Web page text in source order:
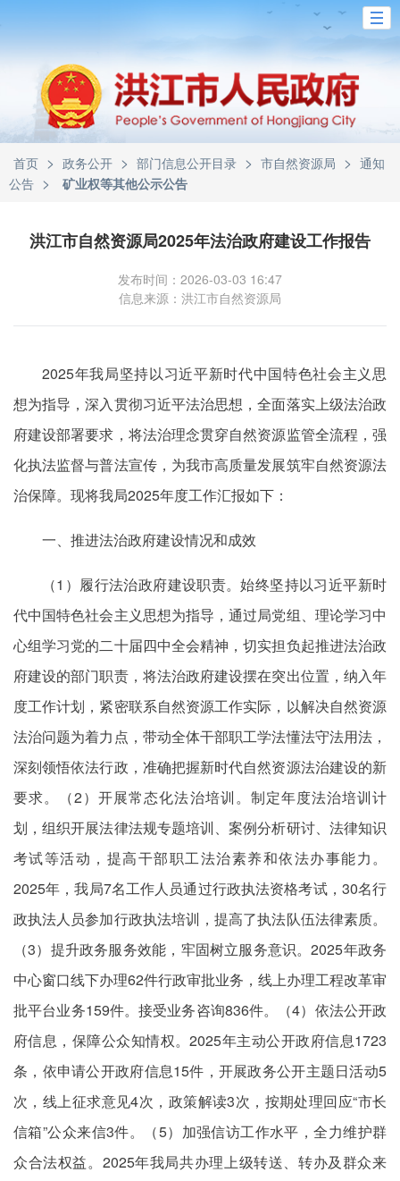
首页 > 政务公开 > 部门信息公开目录 > 市自然资源局 > 通知
公告 > 矿业权等其他公示公告
洪江市自然资源局2025年法治政府建设工作报告
发布时间：2026-03-03 16:47
信息来源：洪江市自然资源局
2025年我局坚持以习近平新时代中国特色社会主义思
想为指导，深入贯彻习近平法治思想，全面落实上级法治政
府建设部署要求，将法治理念贯穿自然资源监管全流程，强
化执法监督与普法宣传，为我市高质量发展筑牢自然资源法
治保障。现将我局2025年度工作汇报如下：
一、推进法治政府建设情况和成效
（1）履行法治政府建设职责。始终坚持以习近平新时
代中国特色社会主义思想为指导，通过局党组、理论学习中
心组学习党的二十届四中全会精神，切实担负起推进法治政
府建设的部门职责，将法治政府建设摆在突出位置，纳入年
度工作计划，紧密联系自然资源工作实际，以解决自然资源
法治问题为着力点，带动全体干部职工学法懂法守法用法，
深刻领悟依法行政，准确把握新时代自然资源法治建设的新
要求。（2）开展常态化法治培训。制定年度法治培训计
划，组织开展法律法规专题培训、案例分析研讨、法律知识
考试等活动，提高干部职工法治素养和依法办事能力。
2025年，我局7名工作人员通过行政执法资格考试，30名行
政执法人员参加行政执法培训，提高了执法队伍法律素质。
（3）提升政务服务效能，牢固树立服务意识。2025年政务
中心窗口线下办理62件行政审批业务，线上办理工程改革审
批平台业务159件。接受业务咨询836件。（4）依法公开政
府信息，保障公众知情权。2025年主动公开政府信息1723
条，依申请公开政府信息15件，开展政务公开主题日活动5
次，线上征求意见4次，政策解读3次，按期处理回应“市长
信箱”公众来信3件。（5）加强信访工作水平，全力维护群
众合法权益。2025年我局共办理上级转送、转办及群众来